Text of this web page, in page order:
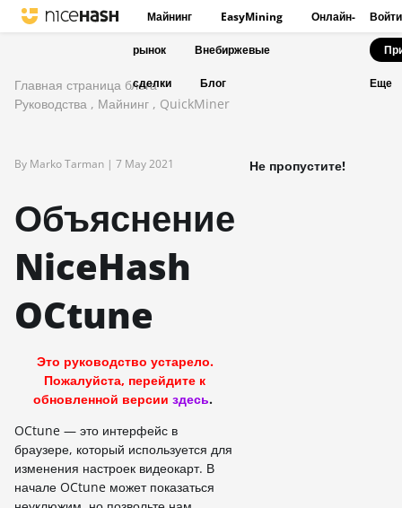
Майнинг EasyMining Онлайн-
рынок Внебиржевые
сделки Блог
Войти
Еще
Главная страница блога
Руководства , Майнинг , QuickMiner
By Marko Tarman | 7 May 2021
Объяснение
NiceHash
OCtune
Это руководство устарело.
Пожалуйста, перейдите к
обновленной версии здесь.
OCtune — это интерфейс в
браузере, который используется для
изменения настроек видеокарт. В
начале OCtune может показаться
Не пропустите!